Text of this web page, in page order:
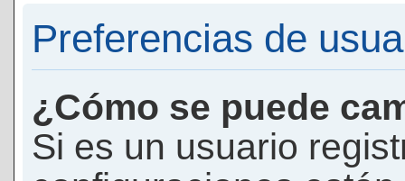
Preferencias de
¿Cómo se puede
Si es un usuario